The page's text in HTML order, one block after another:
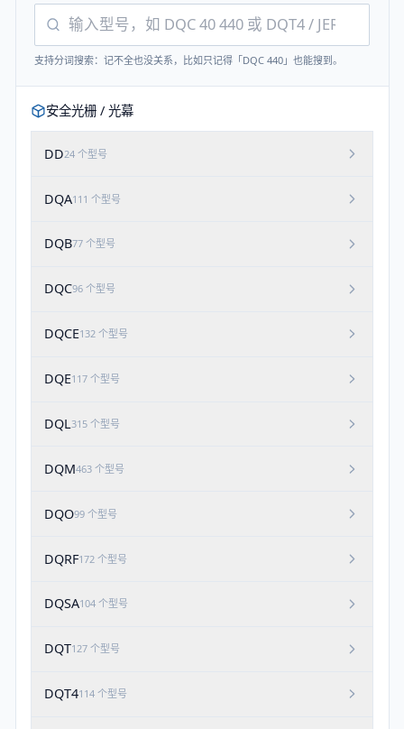
支持分词搜索：记不全也没关系，比如只记得「DQC 440」也能搜到。
安全光栅 / 光幕
DD24 个型号
DQA111 个型号
DQB77 个型号
DQC96 个型号
DQCE132 个型号
DQE117 个型号
DQL315 个型号
DQM463 个型号
DQO99 个型号
DQRF172 个型号
DQSA104 个型号
DQT127 个型号
DQT4114 个型号